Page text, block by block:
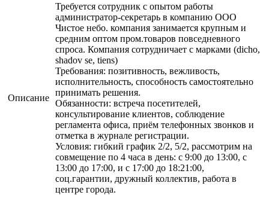
Описание
Требуется сотрудник с опытом работы
администратор-секретарь в компанию ООО
Чистое небо. компания занимается крупным и
средним оптом пром.товаров повседневного
спроса. Компания сотрудничает с марками (dicho,
shadov se, tiens)
Требования: позитивность, вежливость,
исполнительность, способность самостоятельно
принимать решения.
Обязанности: встреча посетителей,
консультирование клиентов, соблюдение
регламента офиса, приём телефонных звонков и
отметка в журнале регистрации.
Условия: гибкий график 2/2, 5/2, рассмотрим на
совмещение по 4 часа в день: с 9:00 до 13:00, с
13:00 до 17:00, и с 17:00 до 18:21:00,
соц.гарантии, дружный коллектив, работа в
центре города.